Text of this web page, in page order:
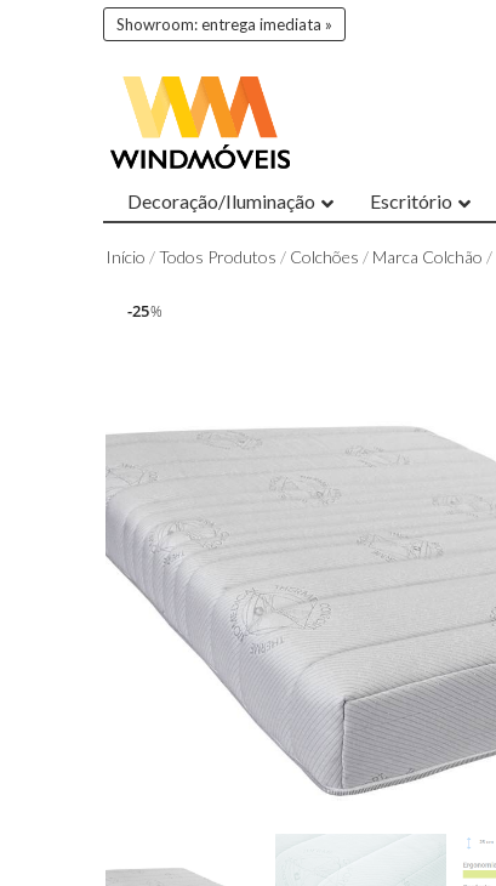
Showroom: entrega imediata »
Decoração/Iluminação Escritório
Início /Todos Produtos / Colchões / Marca Colchão /
%
25%
25